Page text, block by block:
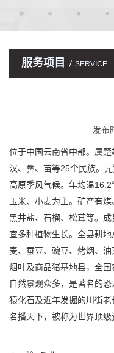
服务项目 SERVICE
发布
位于中国云南省中部。属
汉、彝、苗等25个民族。
高原季风气候。年均温
玉米、小麦为主。矿产有煤
黑井盐、石榴、松茸等。
宜多种植物生长。全县耕
麦、蚕豆、豌豆、烤烟、
烟叶及商品猪基地县，全国
自然景观众多，是著名的
猿化石及近年发掘的川街
名播天下，被称为世界顶级